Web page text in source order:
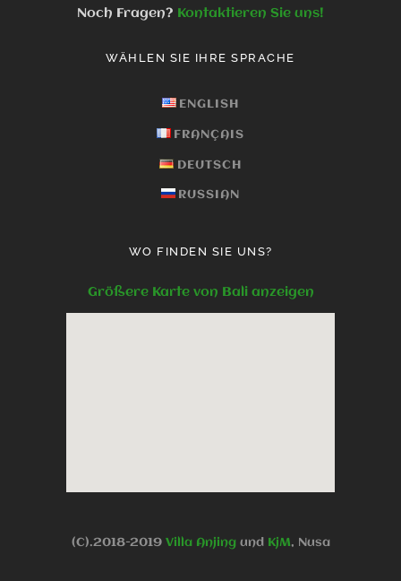
Noch Fragen? Kontaktieren Sie uns!
WÄHLEN SIE IHRE SPRACHE
ENGLISH
FRANÇAIS
DEUTSCH
RUSSIAN
WO FINDEN SIE UNS?
Größere Karte von Bali anzeigen
(C).2018-2019 Villa Anjingund KjM, Nusa